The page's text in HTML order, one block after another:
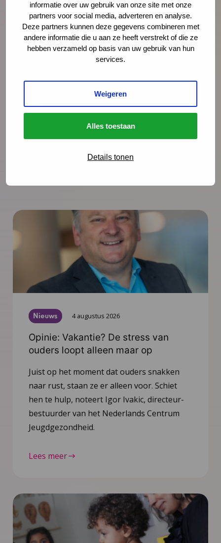
informatie over uw gebruik van onze site met onze
partners voor social media, adverteren en analyse.
Deze partners kunnen deze gegevens combineren met
andere informatie die u aan ze heeft verstrekt of die ze
hebben verzameld op basis van uw gebruik van hun
services.
Weigeren
Alles toestaan
Details tonen
Nieuws 4 augustus 2026
Opinie: Vakantie? De stress van
ouders loopt alleen maar op
Juist op het moment dat ouders snakken
naar rust, staan ze er alleen voor. Schiet
hen te hulp, noteert Igor Ivakic, directeur-
bestuurder van het Nederlands Centrum
Jeugdgezondheid.
Lees meer